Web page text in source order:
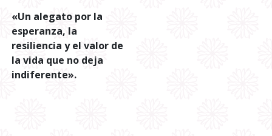
«Un alegato por la
esperanza, la
resiliencia y el valor de
la vida que no deja
indiferente».